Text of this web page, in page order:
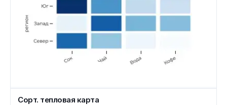
Сорт. тепловая карта